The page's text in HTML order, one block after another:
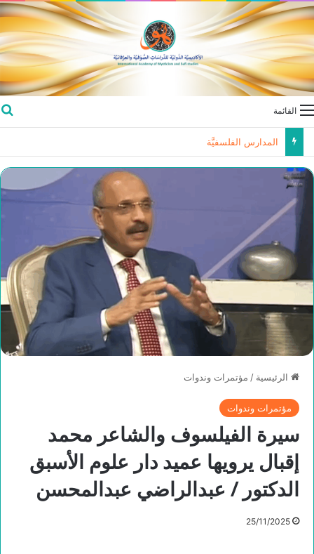
القائمة
المدارس الفلسفيَّة
الرئيسية / مؤتمرات وندوات
مؤتمرات وندوات
سيرة الفيلسوف والشاعر محمد
إقبال يرويها عميد دار علوم الأسبق
الدكتور / عبدالراضي عبدالمحسن
25/11/2025